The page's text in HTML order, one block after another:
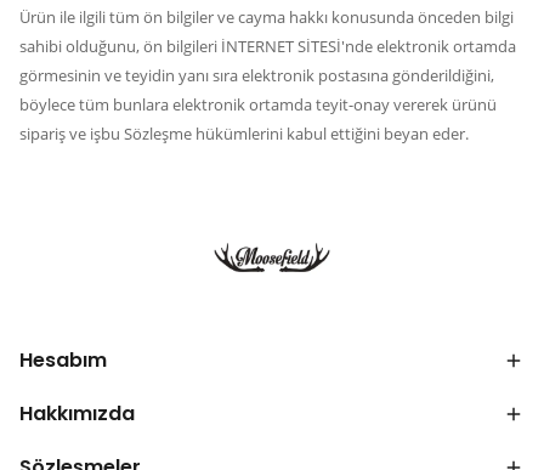
Ürün ile ilgili tüm ön bilgiler ve cayma hakkı konusunda önceden bilgi
sahibi olduğunu, ön bilgileri İNTERNET SİTESİ'nde elektronik ortamda
görmesinin ve teyidin yanı sıra elektronik postasına gönderildiğini,
böylece tüm bunlara elektronik ortamda teyit-onay vererek ürünü
sipariş ve işbu Sözleşme hükümlerini kabul ettiğini beyan eder.
Hesabım
Hakkımızda